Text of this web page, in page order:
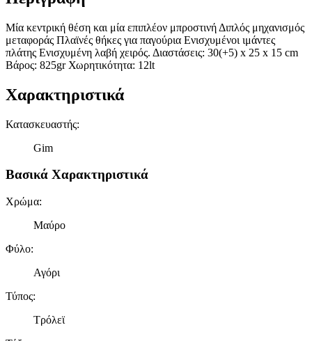
Μία κεντρική θέση και μία επιπλέον μπροστινή Διπλός μηχανισμός
μεταφοράς Πλαϊνές θήκες για παγούρια Ενισχυμένοι ιμάντες
πλάτης Ενισχυμένη λαβή χειρός. Διαστάσεις: 30(+5) x 25 x 15 cm
Βάρος: 825gr Χωρητικότητα: 12lt
Χαρακτηριστικά
Κατασκευαστής:
Gim
Βασικά Χαρακτηριστικά
Χρώμα:
Μαύρο
Φύλο:
Αγόρι
Τύπος:
Τρόλεϊ